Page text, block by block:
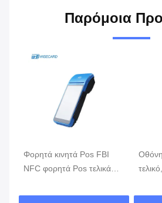
Παρόμοια
Φορητά κινητά Pos FBI
NFC φορητά Pos τελικά
5800mAh